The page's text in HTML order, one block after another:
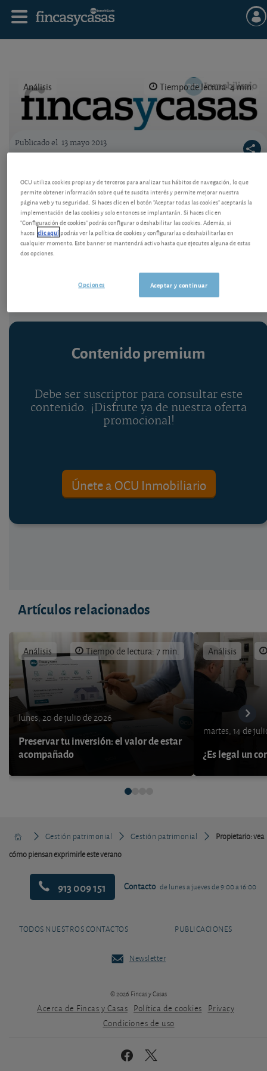
Análisis Tiempo de lectura: 4 min.
Logo OCU inmobiliario
Publicado el 13 mayo 2013
este verano
Si quiere vender o poner en alquiler su piso, deberá
hacer frente a nuevas exigencias legales y nuevos
gastos. En nombre del consumidor cada día se
aprieta un poco más la tuerca a los propios
interesados.
Contenido premium
Debe ser suscriptor para consultar este
contenido. ¡Disfrute ya de nuestra oferta
promocional!
Únete a OCU Inmobiliario
Artículos relacionados
Análisis Tiempo de lectura: 7 min.
lunes, 20 de julio de 2026
Preservar tu inversión: el valor de estar
acompañado
Análisis
martes, 14 de
¿Es legal un
Gestión patrimonial Gestión patrimonial
Propietario: vea
cómo piensan exprimirle este verano
913 009 151 Contacto de lunes a jueves de 9:00 a 16:00
TODOS NUESTROS CONTACTOS PUBLICACIONES
Newsletter
© 2026 Fincas y Casas
Acerca de Fincas y Casas Política de cookies
Privacy
Condiciones de uso
OCU utiliza cookies propias y de terceros para analizar tus hábitos de navegación, lo que
permite obtener información sobre qué te suscita interés y permite mejorar nuestra
página web y tu seguridad. Si haces clic en el botón "Aceptar todas las cookies" aceptarás la
implementación de las cookies y solo entonces se implantarán. Si haces clic en
"Configuración de cookies" podrás configurar o deshabilitar las cookies. Además, si
haces clic aquípodrás ver la política de cookies y configurarlas o deshabilitarlas en
cualquier momento. Este banner se mantendrá activo hasta que ejecutes alguna de estas
dos opciones.
Aceptar y continuar
Opciones